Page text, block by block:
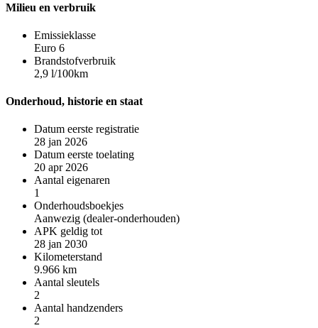
Milieu en verbruik
Emissieklasse
Euro 6
Brandstofverbruik
2,9 l/100km
Onderhoud, historie en staat
Datum eerste registratie
28 jan 2026
Datum eerste toelating
20 apr 2026
Aantal eigenaren
1
Onderhoudsboekjes
Aanwezig (dealer-onderhouden)
APK geldig tot
28 jan 2030
Kilometerstand
9.966 km
Aantal sleutels
2
Aantal handzenders
2